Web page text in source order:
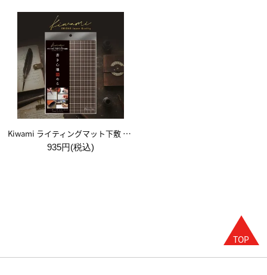
Kiwami ライティングマット下敷 A5【ブラウン&キャメル】
935円(税込)